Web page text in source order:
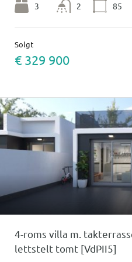
3 2 85
Solgt
€ 329 900
4-roms villa m.
lettstelt tomt [VdPII5]